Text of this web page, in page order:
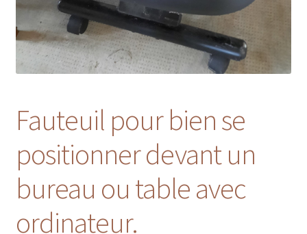
Fauteuil pour bien se
positionner devant un
bureau ou table avec
ordinateur.